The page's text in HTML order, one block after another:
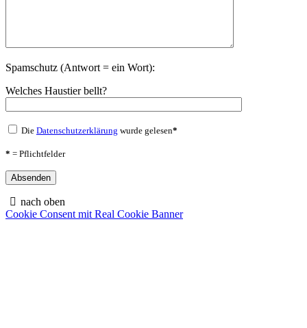
Spamschutz (Antwort = ein Wort):
Welches Haustier bellt?
Die Datenschutzerklärung wurde gelesen*
* = Pflichtfelder
nach oben
Cookie Consent mit Real Cookie Banner